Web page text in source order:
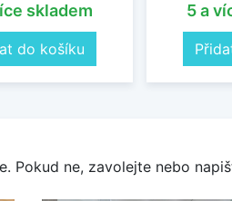
skladem
do košíku
5 a
Pokud ne, zavolejte nebo